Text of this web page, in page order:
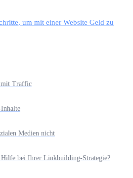
um mit einer Website Geld zu
mit Traffic
Medien nicht
Hilfe bei Ihrer Linkbuilding-Strategie?